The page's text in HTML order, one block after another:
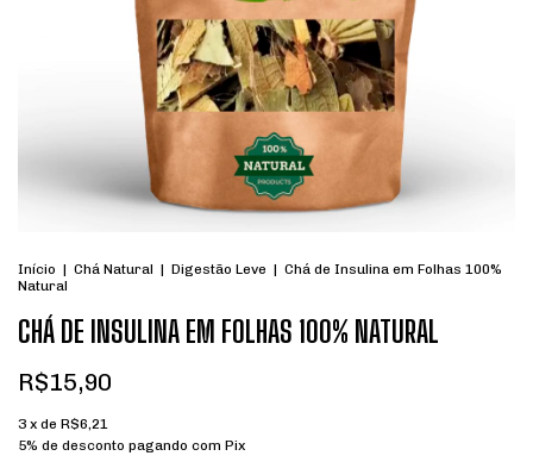
Início | Chá Natural | Digestão Leve | Chá de Insulina em Folhas 100%
Natural
CHÁ DE INSULINA EM FOLHAS 100% NATURAL
R$15,90
3 x de R$6,21
5% de desconto pagando com Pix